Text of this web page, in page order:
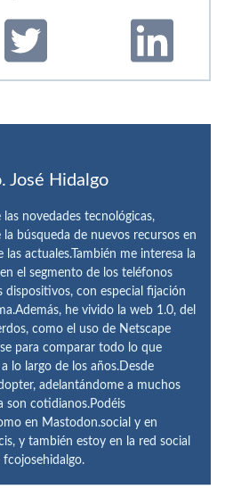
José Hidalgo
novedades tecnológicas,
búsqueda de nuevos recursos en
las actuales.También me interesa la
el segmento de los teléfonos
dispositivos, con especial fijación
he vivido la web 1.0, del
como el uso de Netscape
para comparar todo lo que
lo largo de los años.Desde
adelantándome a muchos
son cotidianos.Podéis
en Mastodon.social y en
y también estoy en la red social